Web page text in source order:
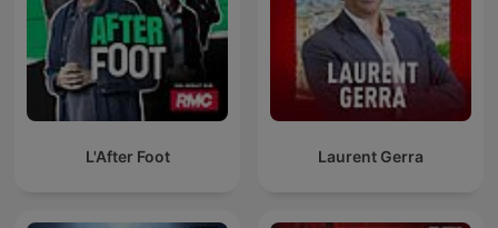
L'After Foot Laurent Gerra